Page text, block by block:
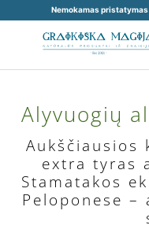
Nemokamas pristatymas
Alyvuogių
Aukščiausios
extra tyras
Stamatakos
Peloponese –